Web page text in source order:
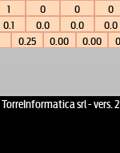
1 0 0 0
0.1 0.0 0.0 0.0
0.25 0.00 0.00
srl - vers.